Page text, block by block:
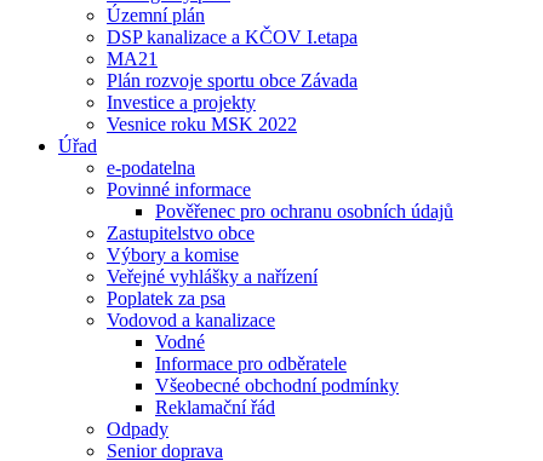
Územní plán
DSP kanalizace a KČOV I.etapa
MA21
Plán rozvoje sportu obce Závada
Investice a projekty
Vesnice roku MSK 2022
Úřad
e-podatelna
Povinné informace
Pověřenec pro ochranu osobních údajů
Zastupitelstvo obce
Výbory a komise
Veřejné vyhlášky a nařízení
Poplatek za psa
Vodovod a kanalizace
Vodné
Informace pro odběratele
Všeobecné obchodní podmínky
Reklamační řád
Odpady
Senior doprava